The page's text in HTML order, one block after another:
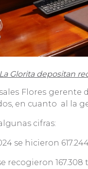
Glorita depositan
Flores gerente
en cuanto al la
cifras:
se hicieron
recogieron 167.308